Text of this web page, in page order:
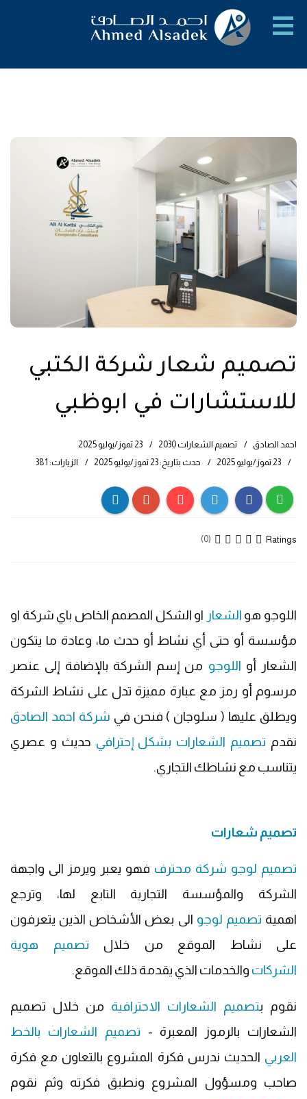
تصميم شعار شركة الكتبي
للاستشارات في ابوظبي
احمد الصادق تصميم الشعارات 2030
23 تموز/يوليو 2025
23 تموز/يوليو 2025
حدث بتاريخ: 23 تموز/يوليو 2025 الزيارات: 381
Ratings
(0)
اللوجو هو الشعار او الشكل المصمم الخاص باي شركة او
مؤسسة أو حتى أي نشاط أو حدث ما، وعادة ما يتكون
الشعار أو اللوجو من إسم الشركة بالإضافة إلى عنصر
مرسوم أو رمز مع عبارة مميزة تدل على نشاط الشركة
ويطلق عليها ( سلوجان ) فنحن في شركة احمد الصادق
نقدم تصميم الشعارات بشكل إحترافي حديث و عصري
يتناسب مع نشاطك التجاري.
تصميم شعارات
تصميم لوجو شركة محترف فهو يعبر ويرمز الى واجهة
الشركة والمؤسسة التجارية التابع لها، وترجع
اهمية تصميم لوجو الى بعض الأشخاص الذين يتعرفون
على نشاط الموقع من خلال تصميم هوية
الشركات والخدمات الذي يقدمة ذلك الموقع.
نقوم بتصميم الشعارات الاحترافية من خلال تصميم
الشعارات بالرموز المعبرة - تصميم الشعارات بالخط
العربي الحديث ندرس فكرة المشروع بالتعاون مع فكرة
صاحب ومسؤول المشروع ونطبق فكرته وثم نقوم